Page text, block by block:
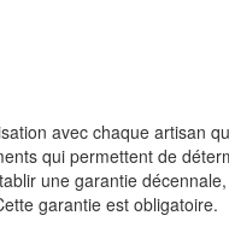
avec chaque artisan
qui permettent de
une garantie
garantie est obligatoire.